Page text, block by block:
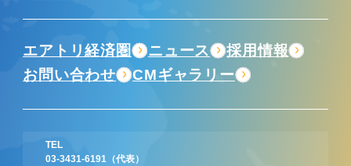
TEL
03-3431-6191
（代表）
エアトリ経済圏 ニュース
採用情報
お問い合わせ
CMギャラリー